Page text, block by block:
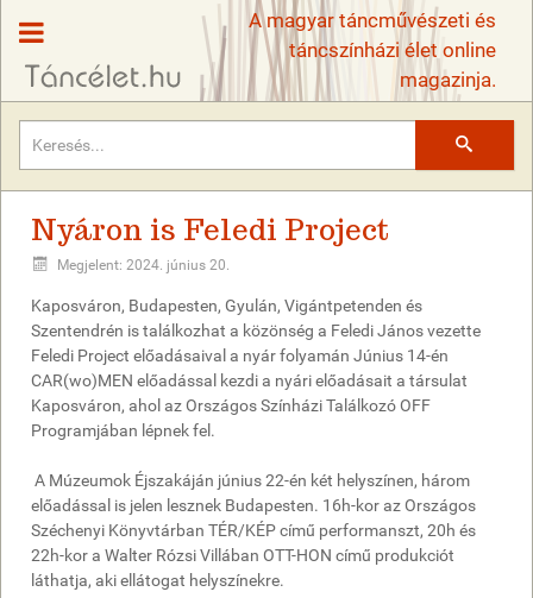
A magyar táncművészeti és
táncszínházi élet online
magazinja.
Nyáron is Feledi Project
Megjelent: 2024. június 20.
Kaposváron, Budapesten, Gyulán, Vigántpetenden és
Szentendrén is találkozhat a közönség a Feledi János vezette
Feledi Project előadásaival a nyár folyamán Június 14-én
CAR(wo)MEN előadással kezdi a nyári előadásait a társulat
Kaposváron, ahol az Országos Színházi Találkozó OFF
Programjában lépnek fel.
A Múzeumok Éjszakáján június 22-én két helyszínen, három
előadással is jelen lesznek Budapesten. 16h-kor az Országos
Széchenyi Könyvtárban TÉR/KÉP című performanszt, 20h és
22h-kor a Walter Rózsi Villában OTT-HON című produkciót
láthatja, aki ellátogat helyszínekre.